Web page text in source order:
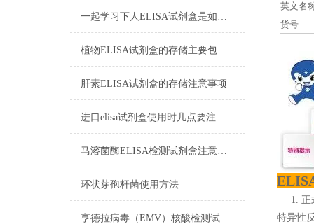
一起学习下人ELISA试剂盒是如何储存的
植物ELISA试剂盒的存储主要包括以下几个方面
肝素ELISA试剂盒的存储注意事项
进口elisa试剂盒使用时几点要注意的地方
马溶菌酶ELISA检测试剂盒注意事项
环状芽孢杆菌使用方法
亨德拉病毒（EMV）核酸检测试剂盒反应五要素
英文名
货号
1. 正
特异性